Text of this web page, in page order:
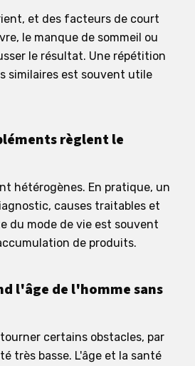
et des facteurs de court
le manque de sommeil ou
le résultat. Une répétition
similaires est souvent utile
règlent le
hétérogènes. En pratique, un
causes traitables et
du mode de vie est souvent
de produits.
l'âge de l'homme sans
certains obstacles, par
très basse. L'âge et la santé